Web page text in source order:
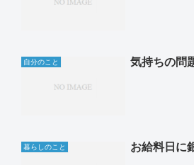
自分のこと 気持ちの問
暮らしのこと お給料日に